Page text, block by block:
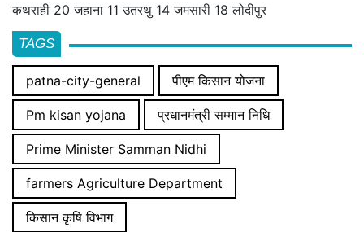
कथराही 20 जहाना 11 उतरथु 14 जमसारी 18 लोदीपुर
TAGS
patna-city-general पीएम किसान योजना
Pm kisan yojana प्रधानमंत्री सम्मान निधि
Prime Minister Samman Nidhi
farmers Agriculture Department
किसान कृषि विभाग